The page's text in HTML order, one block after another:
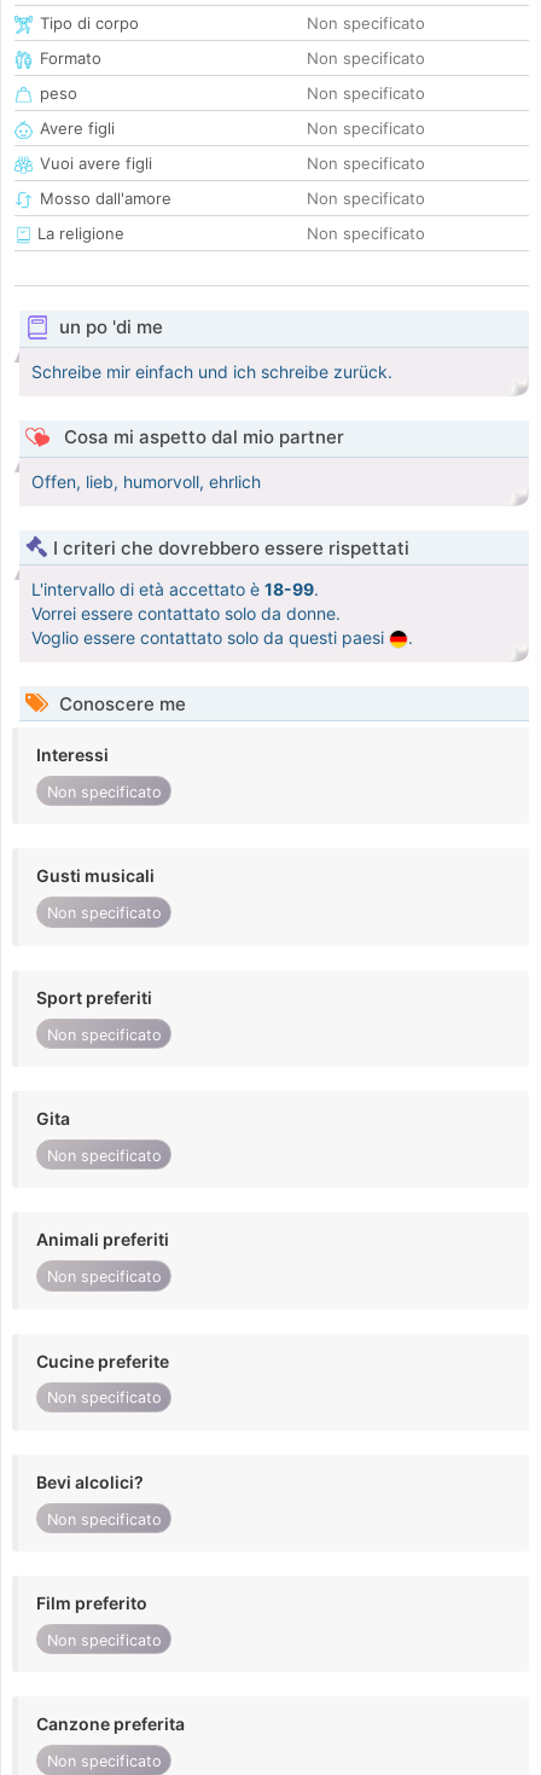
Tipo di corpo
Non specificato
Formato
Non specificato
peso
Non specificato
Avere figli
Non specificato
Vuoi avere figli
Non specificato
Mosso dall'amore
Non specificato
La religione
Non specificato
un po 'di me
Schreibe mir einfach und ich schreibe zurück.
Cosa mi aspetto dal mio partner
Offen, lieb, humorvoll, ehrlich
I criteri che dovrebbero essere rispettati
L'intervallo di età accettato è 18-99.
Vorrei essere contattato solo da donne.
Voglio essere contattato solo da questi paesi
.
Conoscere me
Interessi
Non specificato
Gusti musicali
Non specificato
Sport preferiti
Non specificato
Gita
Non specificato
Animali preferiti
Non specificato
Cucine preferite
Non specificato
Bevi alcolici?
Non specificato
Film preferito
Non specificato
Canzone preferita
Non specificato